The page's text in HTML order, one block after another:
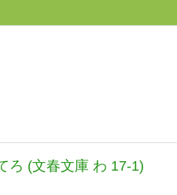
ろ (文春文庫 わ 17-1)